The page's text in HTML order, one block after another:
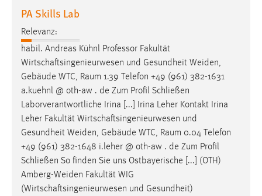
PA Skills Lab
Relevanz:
habil. Andreas Kühnl Professor Fakultät
Wirtschaftsingenieurwesen und Gesundheit Weiden,
Gebäude WTC, Raum 1.39 Telefon +49 (961) 382-1631
a.kuehnl @ oth-aw . de Zum Profil Schließen
Laborverantwortliche Irina [...] Irina Leher Kontakt Irina
Leher Fakultät Wirtschaftsingenieurwesen und
Gesundheit Weiden, Gebäude WTC, Raum 0.04 Telefon
+49 (961) 382-1648 i.leher @ oth-aw . de Zum Profil
Schließen So finden Sie uns Ostbayerische [...] (OTH)
Amberg-Weiden Fakultät WIG
(Wirtschaftsingenieurwesen und Gesundheit)